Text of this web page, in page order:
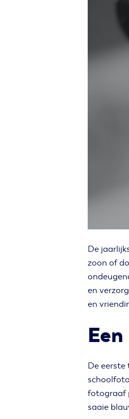
De
zoon of
en
en
De
fotograaf
saaie